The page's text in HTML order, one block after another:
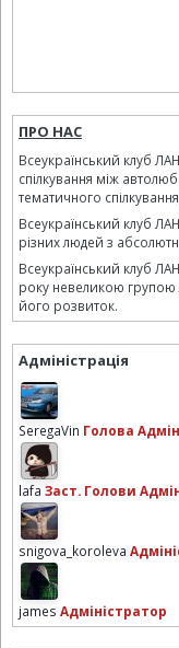
ПРО НАС
Всеукраїнський клуб
спілкування між
тематичного
Всеукраїнський клуб
різних людей з
Всеукраїнський клуб
року невеликою групою
його розвиток.
Адміністрація
SeregaVin Голова
lafa Заст. Голови
snigova_koroleva
james Адміністратор